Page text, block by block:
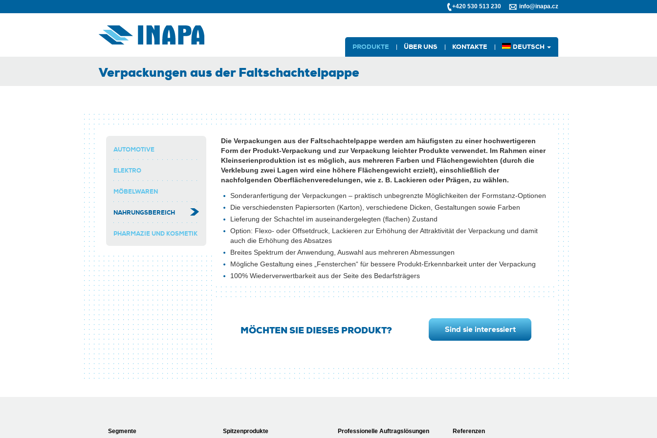
info@inapa.cz
+420 530 513 230
PRODUKTE ÜBER UNS KONTAKTE DEUTSCH
Verpackungen aus der Faltschachtelpappe
Die Verpackungen aus der Faltschachtelpappe werden am häufigsten zu einer hochwertigeren
Form der Produkt-Verpackung und zur Verpackung leichter Produkte verwendet. Im Rahmen einer
Kleinserienproduktion ist es möglich, aus mehreren Farben und Flächengewichten (durch die
Verklebung zwei Lagen wird eine höhere Flächengewicht erzielt), einschließlich der
nachfolgenden Oberflächenveredelungen, wie z. B. Lackieren oder Prägen, zu wählen.
Sonderanfertigung der Verpackungen – praktisch unbegrenzte Möglichkeiten der Formstanz-Optionen
Die verschiedensten Papiersorten (Karton), verschiedene Dicken, Gestaltungen sowie Farben
Lieferung der Schachtel im auseinandergelegten (flachen) Zustand
Option: Flexo- oder Offsetdruck, Lackieren zur Erhöhung der Attraktivität der Verpackung und damit
auch die Erhöhung des Absatzes
Breites Spektrum der Anwendung, Auswahl aus mehreren Abmessungen
Mögliche Gestaltung eines „Fensterchen“ für bessere Produkt-Erkennbarkeit unter der Verpackung
100% Wiederverwertbarkeit aus der Seite des Bedarfsträgers
MÖCHTEN SIE DIESES PRODUKT? Sind sie interessiert
AUTOMOTIVE
ELEKTRO
MÖBELWAREN
NAHRUNGSBEREICH
PHARMAZIE UND KOSMETIK
Segmente Spitzenprodukte Professionelle Auftragslösungen Referenzen